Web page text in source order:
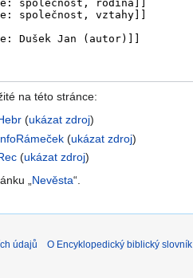
na této stránce:
(ukázat zdroj)
(ukázat zdroj)
(ukázat zdroj)
„ Nevěsta“.
údajů O Encyklopedický biblický slovník